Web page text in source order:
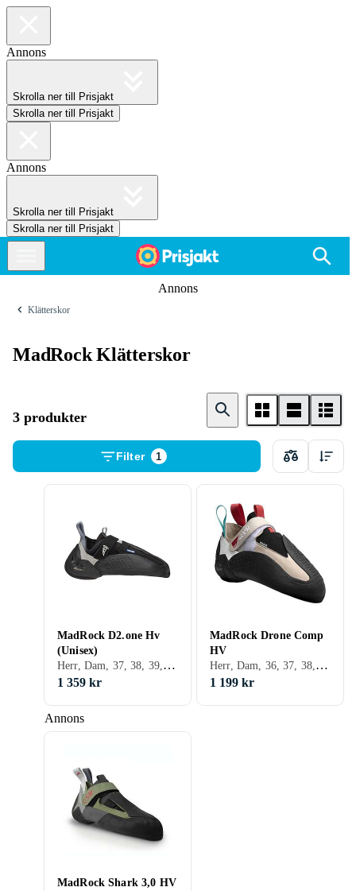
Annons
Skrolla ner till Prisjakt
Skrolla ner till Prisjakt
Annons
Skrolla ner till Prisjakt
Skrolla ner till Prisjakt
Annons
Klätterskor
MadRock Klätterskor
3 produkter
Filter 1
Annons
MadRock D2.one Hv
(Unisex)
Herr, Dam, 37, 38, 39, 40, 41, 42, 43, 44, 45, 46, 42.5, 44.5, 41.5, 39.5, 37.5, Svart
1 359 kr
MadRock Drone Comp
HV
Herr, Dam, 36, 37, 38, 39, 40, 41, 42, 43, 44, 45, 42.5, 44.5, 47, 41.5, 39.5, Svart, Vit, Blå, Röd, Beige
1 199 kr
MadRock Shark 3,0 HV